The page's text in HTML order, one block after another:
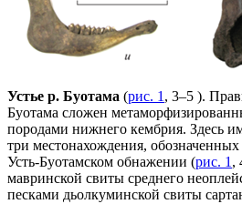
Устье р. Буотама (рис. 1 , 3–5 ).
Буотама сложен
породами нижнего кембрия. Здесь
три местонахождения, обозначенных
Усть-Буотамском обнажении (рис. 1 ,
мавринской свиты среднего
песками дьолкуминской свиты